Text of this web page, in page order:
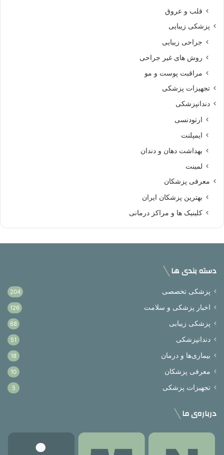
قلب و عروق
پزشکی زیبایی
جراحی زیبایی
روش های غیر جراحی
مراقبت پوست و مو
تجهیزات پزشکی
دندانپزشکی
ارتودنسی
ایمپلنت
بهداشت دهان و دندان
لمینت
معرفی پزشکان
بهترین پزشکان ایران
کلینیک ها و مراکز درمانی
دسته بندی ها
پزشکی تخصصی 204
اخبار پزشکی و سلامت 126
پزشکی زیبایی 68
دندانپزشکی 51
بیماری‌ها و درمان 18
معرفی پزشکان 10
تجهیزات پزشکی 5
درباره‌ی ما